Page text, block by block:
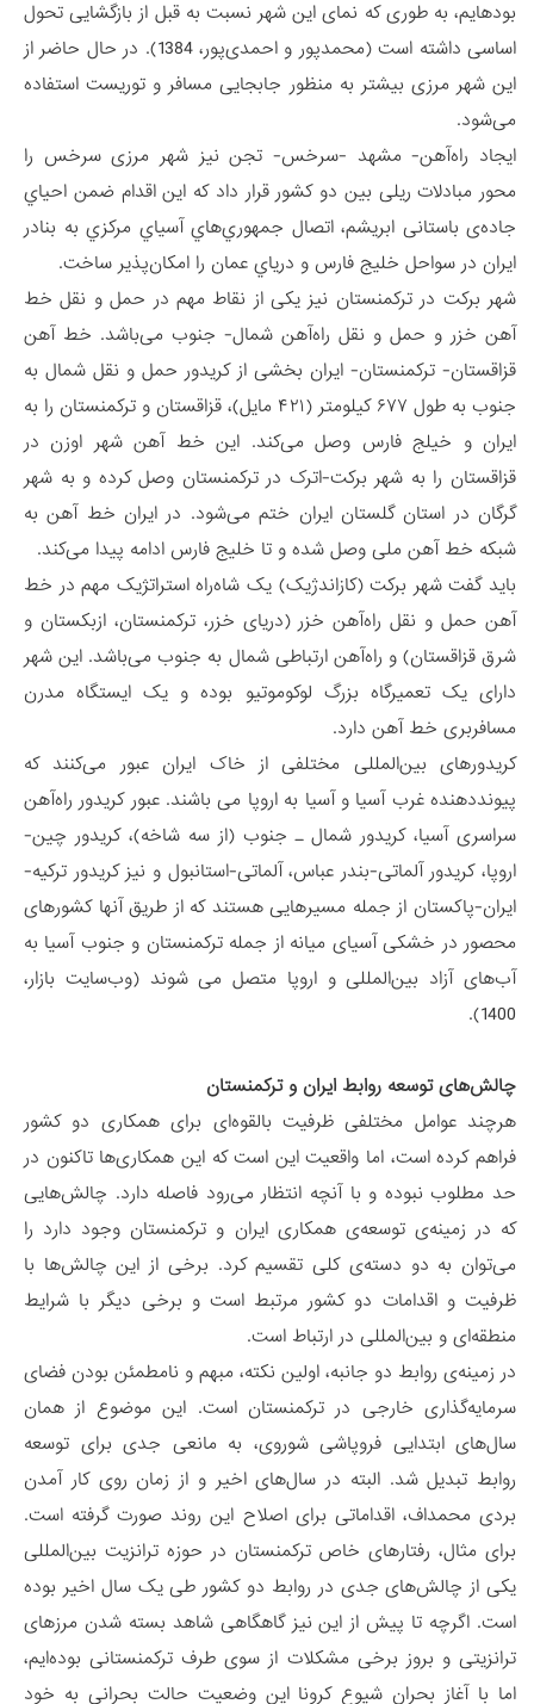
بوده­ایم، به طوری که نمای این شهر نسبت به قبل از بازگشایی تحول
اساسی داشته است (محمدپور و احمدی‌پور، 1384). در حال حاضر از
این شهر مرزی بیشتر به منظور جابجایی مسافر و توریست استفاده
می‌شود.
ایجاد راه‌آهن- مشهد -سرخس- تجن نیز شهر مرزی سرخس را
محور مبادلات ریلی بین دو کشور قرار داد که این اقدام ضمن احیاي
جاد‌ه‌ی باستانی ابریشم، اتصال جمهوري‌هاي آسیاي مرکزي به بنادر
ایران در سواحل خلیج فارس و دریاي عمان را امکان‌پذیر ساخت.
شهر برکت در ترکمنستان نیز یکی از نقاط مهم در حمل و نقل خط
آهن خزر و حمل و نقل راه‌آهن شمال- جنوب می‌باشد. خط آهن
قزاقستان- ترکمنستان- ایران بخشی از کریدور حمل و نقل شمال به
جنوب به طول ۶۷۷ کیلومتر (۴۲۱ مایل)، قزاقستان و ترکمنستان را به
ایران و خیلج فارس وصل می‌کند. این خط آهن شهر اوزن در
قزاقستان را به شهر برکت-اترک در ترکمنستان وصل کرده و به شهر
گرگان در استان گلستان ایران ختم می‌شود. در ایران خط آهن به
شبکه خط آهن ملی وصل شده و تا خلیج فارس ادامه پیدا می‌کند.
باید گفت شهر برکت (کازاندژیک) یک شاه‌راه استراتژیک مهم در خط
آهن حمل و نقل راه‌آهن خزر (دریای خزر، ترکمنستان، ازبکستان و
شرق قزاقستان) و راه‌آهن ارتباطی شمال به جنوب می‌باشد. این شهر
دارای یک تعمیرگاه بزرگ لوکوموتیو بوده و یک ایستگاه مدرن
مسافربری خط آهن دارد.
کریدورهای بین‌المللی مختلفی از خاک ایران عبور می‌کنند که
پیونددهنده غرب آسیا و آسیا به اروپا می باشند. عبور کریدور راه‌آهن
سراسری آسیا، کریدور شمال ـ جنوب (از سه شاخه)، کریدور چین-
اروپا، کریدور آلماتی-بندر عباس، آلماتی-استانبول و نیز کریدور ترکیه-
ایران-پاکستان از جمله مسیرهایی هستند که از طریق آنها کشورهای
محصور در خشکی آسیای میانه از جمله ترکمنستان و جنوب آسیا به
آب‌های آزاد بین‌المللی و اروپا متصل می شوند (وب‌سایت بازار،
1400).
چالش‌های توسعه روابط ایران و ترکمنستان
هرچند عوامل مختلفی ظرفیت بالقوه‌ای برای همکاری دو کشور
فراهم کرده است، اما واقعیت این است که این همکاری‌ها تاکنون در
حد مطلوب نبوده و با آنچه انتظار می‌رود فاصله دارد. چالش‌هایی
که در زمینه‌ی توسعه‌ی همکاری ایران و ترکمنستان وجود دارد را
می‌توان به دو دسته‌ی کلی تقسیم کرد. برخی از این چالش‌ها با
ظرفیت و اقدامات دو کشور مرتبط است و برخی دیگر با شرایط
منطقه‌ای و بین‌المللی در ارتباط است.
در زمینه‌ی روابط دو جانبه، اولین نکته، مبهم و نامطمئن بودن فضای
سرمایه‌گذاری خارجی در ترکمنستان است. این موضوع از همان
سال‌های ابتدایی فروپاشی شوروی، به مانعی جدی برای توسعه
روابط تبدیل شد. البته در سال‌های اخیر و از زمان روی کار آمدن
بردی محمداف، اقداماتی برای اصلاح این روند صورت گرفته است.
برای مثال، رفتارهای خاص ترکمنستان در حوزه ترانزیت بین‌المللی
یکی از چالش‌های جدی در روابط دو کشور طی یک سال اخیر بوده
است. اگرچه تا پیش از این نیز گاه­گاهی شاهد بسته شدن مرزهای
ترانزیتی و بروز برخی مشکلات از سوی طرف ترکمنستانی بوده‌ایم،
اما با آغاز بحران شیوع کرونا این وضعیت حالت بحرانی به خود